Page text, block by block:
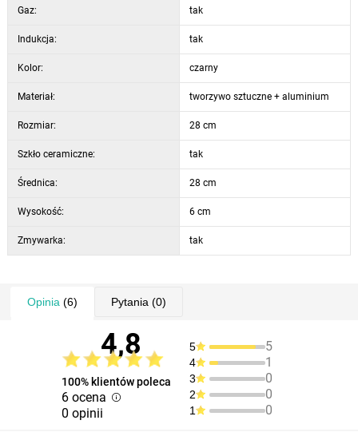
Gaz: tak
Indukcja: tak
Kolor: czarny
Materiał: tworzywo sztuczne + aluminium
Rozmiar: 28 cm
Szkło ceramiczne: tak
Średnica: 28 cm
Wysokość: 6 cm
Zmywarka: tak
Opinia (6) Pytania (0)
4,8
100% klientów poleca
6 ocena
0 opinii
5 5
4 1
3 0
2 0
1 0